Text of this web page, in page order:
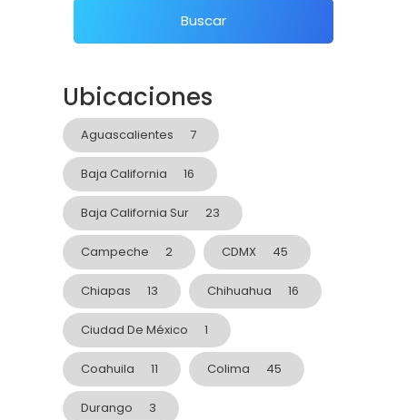
Buscar
Ubicaciones
Aguascalientes 7
Baja California 16
Baja California Sur 23
Campeche 2 CDMX 45
Chiapas 13 Chihuahua 16
Ciudad De México 1
Coahuila 11 Colima 45
Durango 3